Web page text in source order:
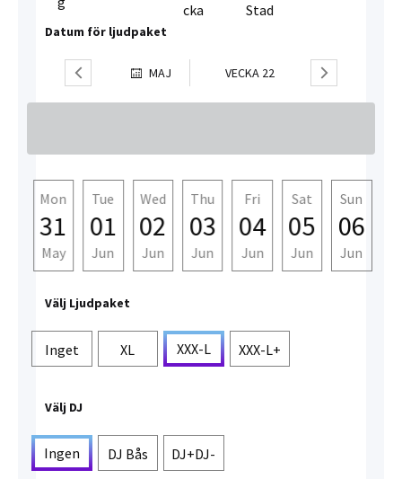
cka
Stad
Datum för ljudpaket
MAJ VECKA 22
Mon
31
May
Tue
01
Jun
Wed
02
Jun
Thu
03
Jun
Fri
04
Jun
Sat
05
Jun
Sun
06
Jun
Välj Ljudpaket
Inget XL XXX-L XXX-L+
Välj DJ
Ingen DJ Bås
DJ+DJ-